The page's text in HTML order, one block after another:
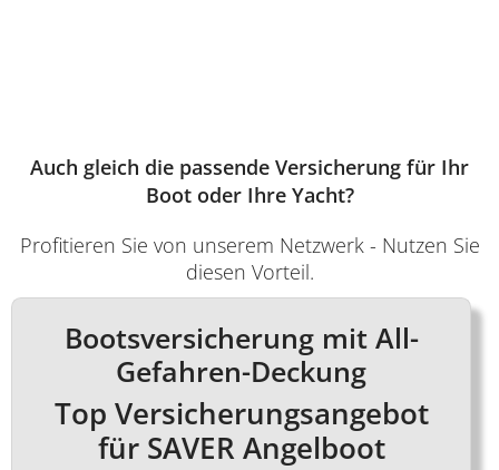
Auch gleich die passende Versicherung für Ihr
Boot oder Ihre Yacht?
Profitieren Sie von unserem Netzwerk - Nutzen Sie
diesen Vorteil.
Bootsversicherung mit All-
Gefahren-Deckung
Top Versicherungsangebot
für SAVER Angelboot